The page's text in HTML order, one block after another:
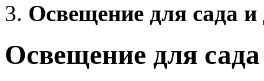
Освещение для сада и
Освещение для